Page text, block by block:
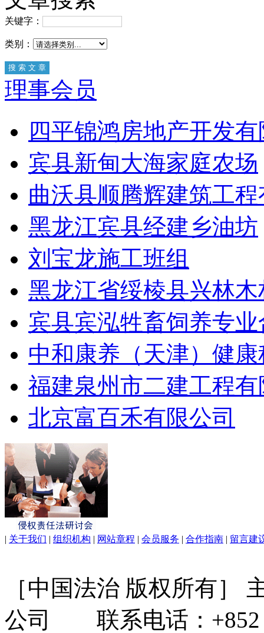
关键字：
类别：
理事会员
四平锦鸿房地产开发
宾县新甸大海家庭农场
曲沃县顺腾辉建筑工
黑龙江宾县经建乡油坊
刘宝龙施工班组
黑龙江省绥棱县兴林
宾县宾泓牲畜饲养专
中和康养（天津）健
福建泉州市二建工程
北京富百禾有限公司
| 关于我们 | 组织机构 | 网站章程 | 会员服务 | 合作指南 | 留言建
［中国法治 版权所有］
公司 联系电话：+852